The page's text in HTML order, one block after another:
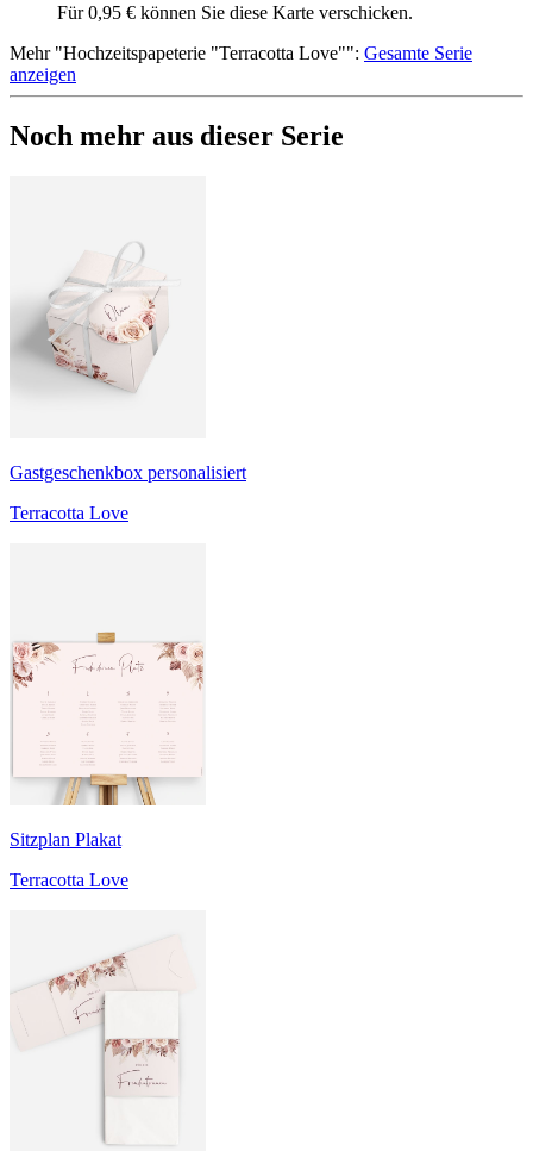
Für 0,95 € können Sie diese Karte verschicken.
Mehr"Hochzeitspapeterie "Terracotta Love"": Gesamte Serie
anzeigen
Noch mehr aus dieser Serie
Gastgeschenkbox personalisiert
Terracotta Love
Sitzplan Plakat
Terracotta Love